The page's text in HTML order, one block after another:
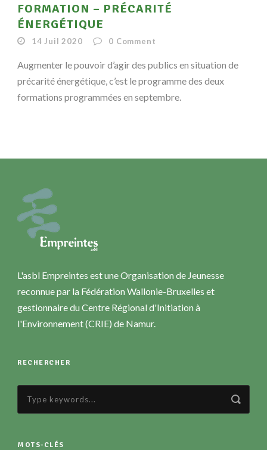
FORMATION – PRÉCARITÉ
ÉNERGÉTIQUE
14 Juil 2020 0 Comment
Augmenter le pouvoir d’agir des publics en situation de
précarité énergétique, c’est le programme des deux
formations programmées en septembre.
L'asbl Empreintes est une Organisation de Jeunesse
reconnue par la Fédération Wallonie-Bruxelles et
gestionnaire du Centre Régional d'Initiation à
l'Environnement (CRIE) de Namur.
RECHERCHER
MOTS-CLÉS